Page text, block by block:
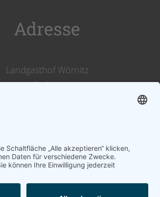
Adresse
Landgasthof Wörnitz
Stuben